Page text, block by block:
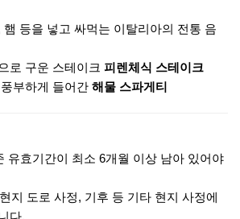
등을 넣고 싸먹는 이탈리아의 전통 음
로 구운 스테이크 피렌체식 스테이크
부하게 들어간 해물 스파게티
유효기간이 최소 6개월 이상 남아 있어야
지 도로 사정, 기후 등 기타 현지 사정에